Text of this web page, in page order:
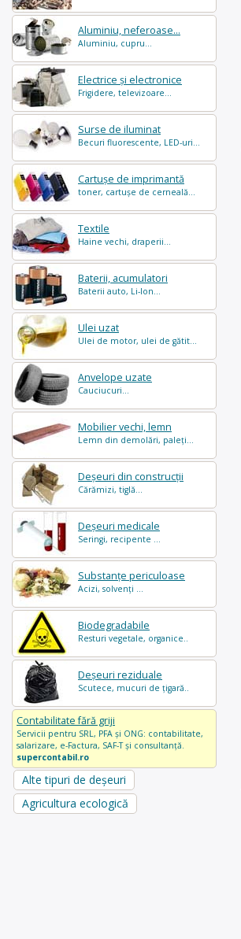
Aluminiu, neferoase...
Aluminiu, cupru...
Electrice și electronice
Frigidere, televizoare...
Surse de iluminat
Becuri fluorescente, LED-uri...
Cartușe de imprimantă
toner, cartușe de cerneală...
Textile
Haine vechi, draperii...
Baterii, acumulatori
Baterii auto, Li-Ion...
Ulei uzat
Ulei de motor, ulei de gătit...
Anvelope uzate
Cauciucuri...
Mobilier vechi, lemn
Lemn din demolări, paleți...
Deșeuri din construcții
Cărămizi, tiglă...
Deșeuri medicale
Seringi, recipente ...
Substanțe periculoase
Acizi, solvenți ...
Biodegradabile
Resturi vegetale, organice..
Deșeuri reziduale
Scutece, mucuri de țigară..
Contabilitate fără griji
Servicii pentru SRL, PFA și ONG: contabilitate,
salarizare, e-Factura, SAF-T și consultanță.
supercontabil.ro
Alte tipuri de deșeuri
Agricultura ecologică